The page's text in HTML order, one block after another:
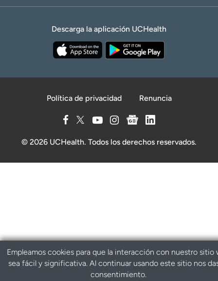
Descarga la aplicación UCHealth
Política de privacidad Renuncia
© 2026 UCHealth. Todos los derechos reservados.
Empleamos cookies para que la interacción con nuestro sitio
sea fácil y significativa. Al continuar usando este sitio nos
consentimiento.